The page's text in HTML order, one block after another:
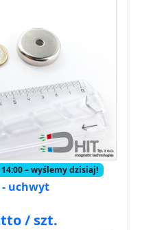
– wyślemy dzisiaj!
- uchwyt
/ szt.